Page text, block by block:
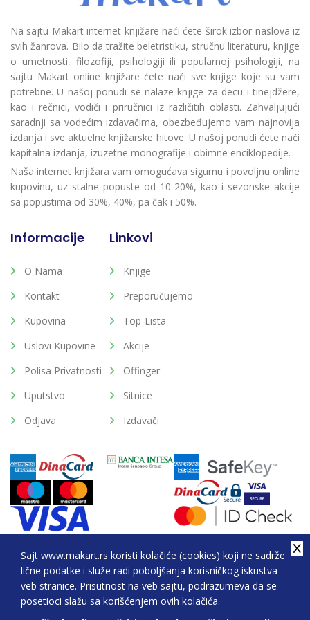
Sajt www.makart.rs koristi kolačiće (cookies) koji ne sadrže
lične podatke i služe radi poboljšanja korisničkog iskustva
veb stranice. Prisutnost na veb sajtu, podrazumeva da se
posetioci slažu sa korišćenjem ovih kolačića.
Na sajtu Makart internet knjižare naći ćete širok izbor naslova iz
svih žanrova. Bilo da tražite beletristiku, stručnu literaturu, knjige
o umetnosti, filozofiji, psihologiji ili popularnoj psihologiji, na
sajtu Makart online knjižare ćete naći sve knjige koje su vam
potrebne. U našoj ponudi se nalaze knjige za decu i tinejdžere,
kao i rečnici, vodiči i priručnici iz različitih oblasti. Zahvaljujući
saradnji sa vodećim izdavačima, obezbeđujemo vam najnovija
izdanja i sve aktuelne knjižarske hitove. U našoj ponudi ćete naći
kapitalna izdanja, izuzetne monografije i obimne enciklopedije.
Naša internet knjižara vam omogućava sigurnu i povoljnu online
kupovinu, uz stalne popuste od 10-20%, kao i sezonske akcije
sa popustima od 30%, 40%, pa čak i 50%.
Informacije
O Nama
Kontakt
Kupovina
Uslovi Kupovine
Polisa Privatnosti
Uputstvo
Odjava
Linkovi
Knjige
Preporučujemo
Top-Lista
Akcije
Offinger
Sitnice
Izdavači
2026. All Rights Reserved © Makart.rs - MAKART DOO
BEOGRAD (NOVI BEOGRAD), PIB: 105184104, MB:
20337524